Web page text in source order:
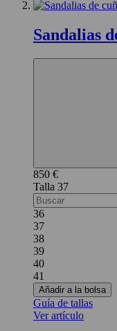
Sandalias
850 €
37
36
37
38
39
40
41
Añadir a la bolsa
Guía de tallas
Ver artículo